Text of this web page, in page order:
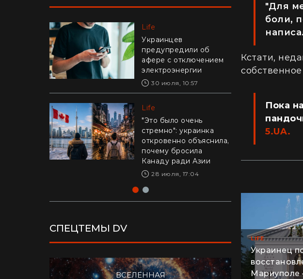
Life
Украинцев
предупредили об
афере с отключением
электроэнергии
30 июля, 10:57
Life
"Это было очень
стремно": украинка
откровенно объяснила,
почему бросила
Канаду ради Азии
28 июля, 17:04
Life
Едва удержали в руках:
в Днепре рыболовы
выловили из реки
гигантского карпа
(видео)
28 июля, 17:47
Life
Драматическое видео
из Калифорнии: 16-
летний рискнул жизнью
ради ребенка –
реакция Трампа
"Для
боли,
Кстати,
Пока
5.UA.
LIFE
Украинец
Мариуполе